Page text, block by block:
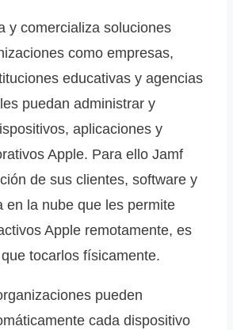
y comercializa soluciones
como empresas,
educativas y agencias
puedan administrar y
aplicaciones y
Apple. Para ello Jamf
de sus clientes, software y
en la nube que les permite
Apple remotamente, es
tocarlos físicamente.
pueden
cada dispositivo